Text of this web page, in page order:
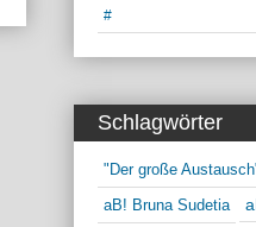
#
Schlagwörter
"Der große
aB! Bruna Sudetia